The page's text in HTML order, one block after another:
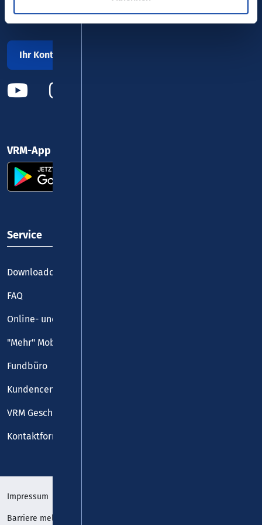
kostenfrei täglich 8 - 20 Uhr
Ihr Kontakt zu uns
VRM-App nutzen und durchstarten
Service
Downloadcenter
FAQ
Online- und Handy-Tickets
"Mehr" Mobilität
Fundbüro
Kundencenter
VRM Geschäftsstelle
Kontaktformular
Impressum
Barriere melden